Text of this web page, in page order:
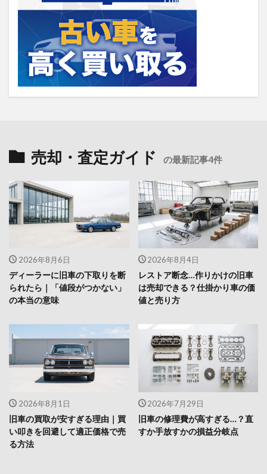
売却・査定ガイド の最新記事4件
2026年8月6日
ディーラーに旧車の下取りを断
られたら｜「値段がつかない」
の本当の意味
2026年8月4日
レストア断念…作りかけの旧車
は売却できる？仕掛かり車の価
値と売り方
2026年8月1日
旧車の買取が安すぎる理由｜買
い叩きを回避して適正価格で売
る方法
2026年7月29日
旧車の修理費が高すぎる…？直
すか手放すかの損益分岐点